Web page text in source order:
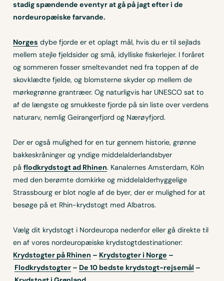
stadig spændende eventyr at gå på jagt efter i de
nordeuropæiske farvande.
Norges dybe fjorde er et oplagt mål, hvis du er til sejlads
mellem stejle fjeldsider og små, idylliske fiskerlejer. I foråret
og sommeren fosser smeltevandet ned fra toppen af de
skovklædte fjelde, og blomsterne skyder op mellem de
mørkegrønne grantræer. Og naturligvis har UNESCO sat to
af de længste og smukkeste fjorde på sin liste over verdens
naturarv, nemlig Geirangerfjord og Nærøyfjord.
Der er også mulighed for en tur gennem historie, grønne
bakkeskråninger og yndige middelalderlandsbyer
påflodkrydstogt ad Rhinen. Kanalernes Amsterdam, Köln
med den berømte domkirke og middelalderhyggelige
Strassbourg er blot nogle af de byer, der er mulighed for at
besøge på et Rhin-krydstogt med Albatros.
Vælg dit krydstogt i Nordeuropa nedenfor eller gå direkte til
en af vores nordeuropæiske krydstogtdestinationer:
Krydstogter på Rhinen – Krydstogter i Norge –
Flodkrydstogter – De 10 bedste krydstogt-rejsemål –